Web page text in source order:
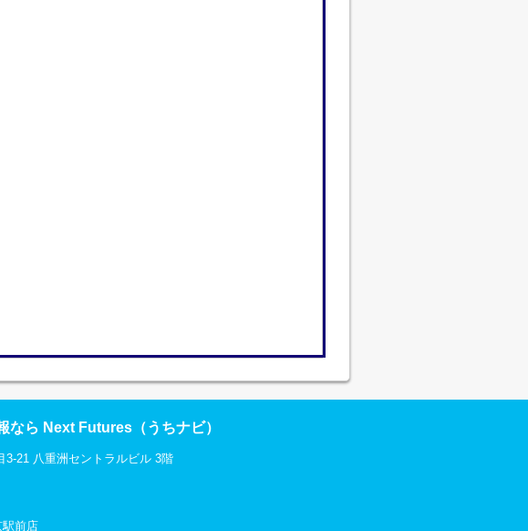
なら Next Futures（うちナビ）
3-21 八重洲セントラルビル 3階
駅前店